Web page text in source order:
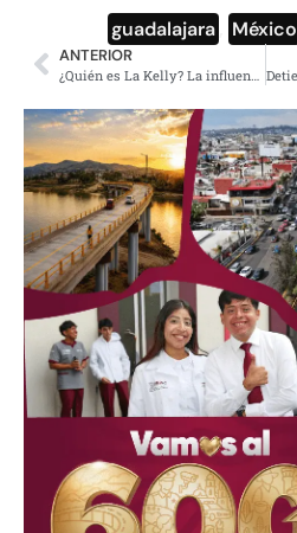
guadalajara México
ANTERIOR